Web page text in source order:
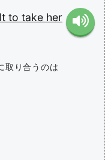
to take her
取り合うのは